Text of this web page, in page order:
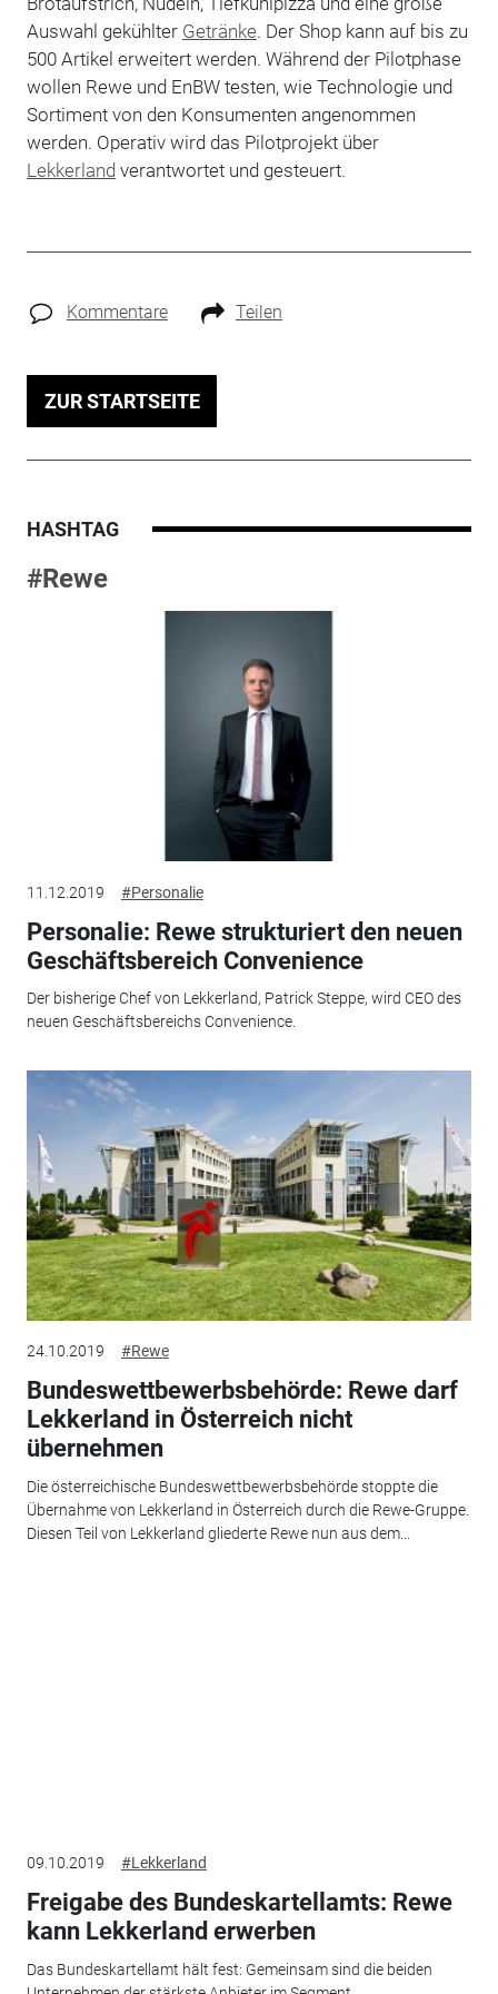
Auswahl gekühlter Getränke. Der Shop kann auf bis zu
500 Artikel erweitert werden. Während der Pilotphase
wollen Rewe und EnBW testen, wie Technologie und
Sortiment von den Konsumenten angenommen
werden. Operativ wird das Pilotprojekt über
Lekkerland verantwortet und gesteuert.
Kommentare Teilen
ZUR STARTSEITE
HASHTAG
#Rewe
11.12.2019 #Personalie
Personalie: Rewe strukturiert den neuen
Geschäftsbereich Convenience
Der bisherige Chef von Lekkerland, Patrick Steppe, wird CEO des
neuen Geschäftsbereichs Convenience.
24.10.2019 #Rewe
Bundeswettbewerbsbehörde: Rewe darf
Lekkerland in Österreich nicht
übernehmen
Die österreichische Bundeswettbewerbsbehörde stoppte die
Übernahme von Lekkerland in Österreich durch die Rewe-Gruppe.
Diesen Teil von Lekkerland gliederte Rewe nun aus dem...
09.10.2019 #Lekkerland
Freigabe des Bundeskartellamts: Rewe
kann Lekkerland erwerben
Das Bundeskartellamt hält fest: Gemeinsam sind die beiden